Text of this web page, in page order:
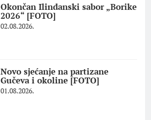
Okončan Ilindanski sabor „Borike
2026“ [FOTO]
02.08.2026.
Novo sjećanje na partizane
Gučeva i okoline [FOTO]
01.08.2026.